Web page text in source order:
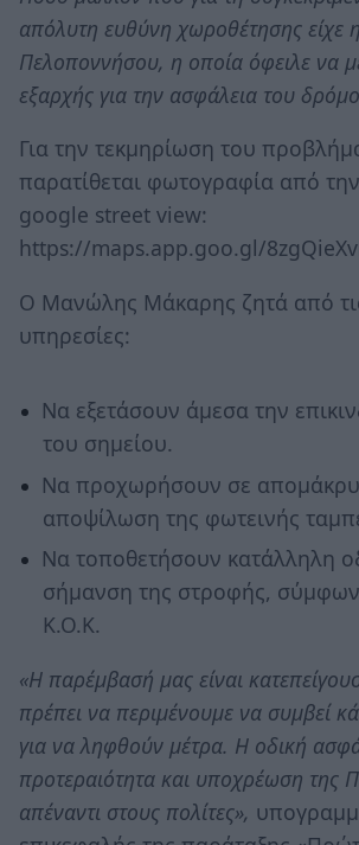
απόλυτη ευθύνη χωροθέτησης είχε
Πελοποννήσου, η οποία όφειλε να
εξαρχής για την ασφάλεια του
Για την τεκμηρίωση του
παρατίθεται φωτογραφία από
google street view:
https://maps.app.goo.gl/
Ο Μανώλης Μάκαρης ζητά από
υπηρεσίες:
Να εξετάσουν άμεσα την
του σημείου.
Να προχωρήσουν σε
αποψίλωση της φωτεινής
Να τοποθετήσουν κατάλληλη
σήμανση της στροφής,
Κ.Ο.Κ.
«Η παρέμβασή μας είναι
πρέπει να περιμένουμε να συμβεί
για να ληφθούν μέτρα. Η οδική
προτεραιότητα και υποχρέωση της
απέναντι στους πολίτες»,